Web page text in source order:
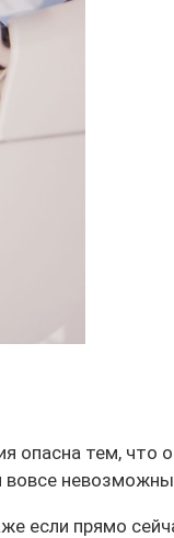
опасна тем,
вовсе
если прямо